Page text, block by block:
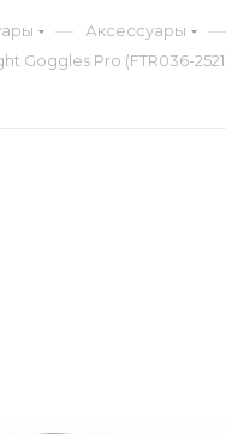
— Аксессуары —
Goggles Pro (FTR036-